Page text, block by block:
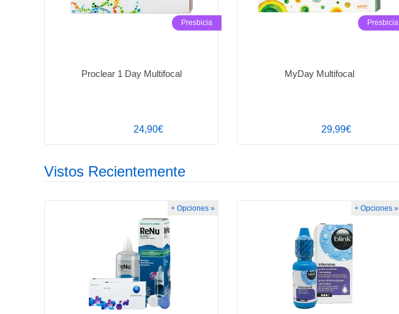
Proclear 1 Day Multifocal
24,90€
Presbicia
MyDay Multifocal
29,99€
Presbicia
Vistos Recientemente
+ Opciones » + Opciones »